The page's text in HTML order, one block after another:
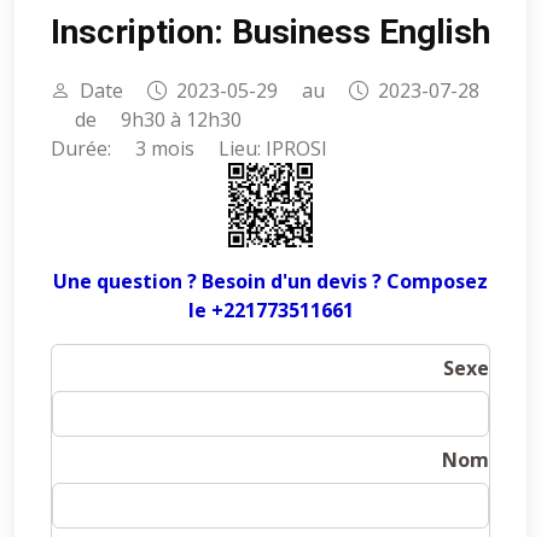
Inscription: Business English
Date 2023-05-29 au
2023-07-28
de
9h30 à 12h30
Durée:
3 mois Lieu: IPROSI
Une question ? Besoin d'un devis ? Composez
le +221773511661
Sexe
Nom